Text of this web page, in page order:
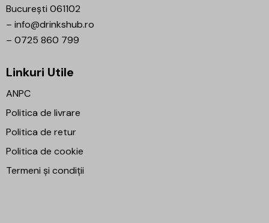
București 061102
– info@drinkshub.ro
– 0725 860 799
Linkuri Utile
ANPC
Politica de livrare
Politica de retur
Politica de cookie
Termeni și condiții